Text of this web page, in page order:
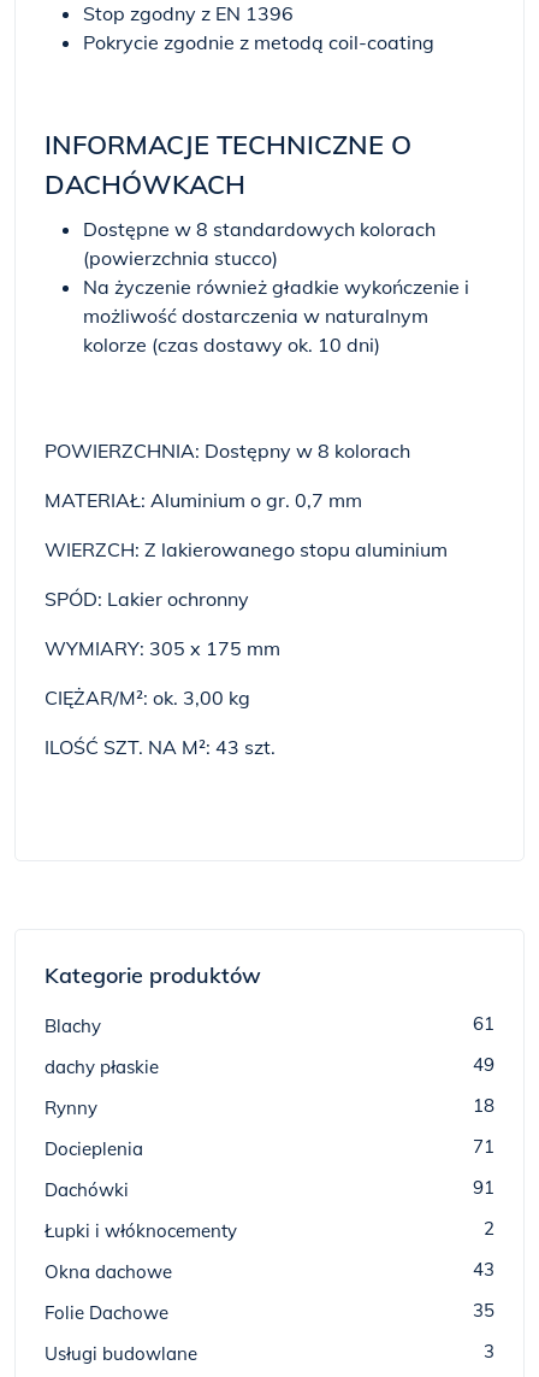
Stop zgodny z EN 1396
Pokrycie zgodnie z metodą coil-coating
INFORMACJE TECHNICZNE O
DACHÓWKACH
Dostępne w 8 standardowych kolorach
(powierzchnia stucco)
Na życzenie również gładkie wykończenie i
możliwość dostarczenia w naturalnym
kolorze (czas dostawy ok. 10 dni)
POWIERZCHNIA: Dostępny w 8 kolorach
MATERIAŁ: Aluminium o gr. 0,7 mm
WIERZCH: Z lakierowanego stopu aluminium
SPÓD: Lakier ochronny
WYMIARY: 305 x 175 mm
CIĘŻAR/M²: ok. 3,00 kg
ILOŚĆ SZT. NA M²: 43 szt.
Kategorie produktów
Blachy
61
dachy płaskie
49
Rynny
18
Docieplenia
71
Dachówki
91
Łupki i włóknocementy
2
Okna dachowe
43
Folie Dachowe
35
Usługi budowlane
3